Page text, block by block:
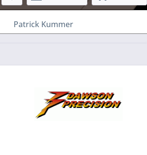
Patrick Kummer